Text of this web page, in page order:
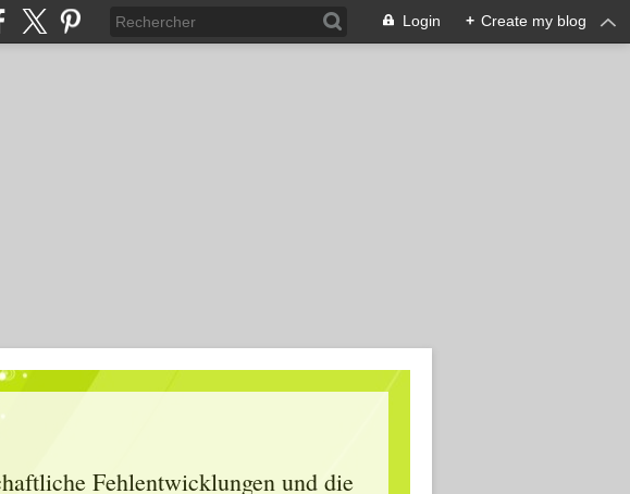
Login + Create my blog
Fehlentwicklungen und die